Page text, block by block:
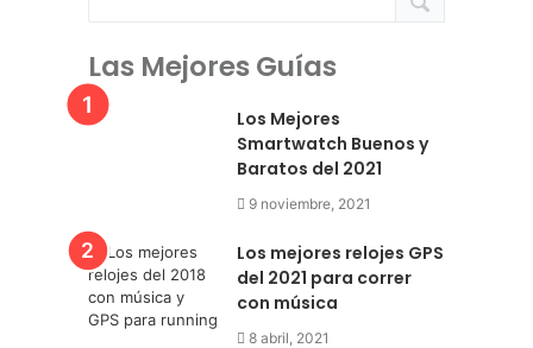
Las Mejores Guías
Los Mejores
Smartwatch Buenos y
Baratos del 2021
9 noviembre, 2021
Los mejores relojes GPS
del 2021 para correr
con música
8 abril, 2021